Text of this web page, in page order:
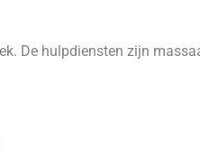
De hulpdiensten zijn